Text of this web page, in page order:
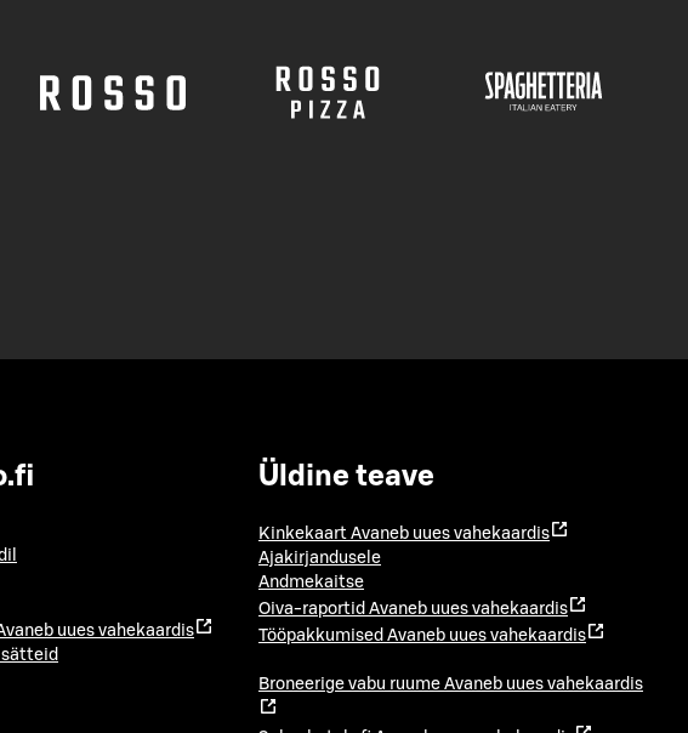
uues vahekaardis
sätteid
Üldine teave
Kinkekaart Avaneb uues vahekaardis
Ajakirjandusele
Andmekaitse
Oiva-raportid Avaneb uues vahekaardis
Tööpakkumised Avaneb uues vahekaardis
Broneerige vabu ruume Avaneb uues vahekaardis